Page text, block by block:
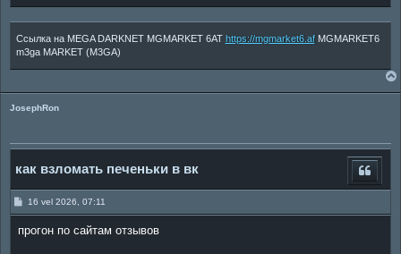
Ссылка на MEGA DARKNET MGMARKET 6AT https://mgmarket6.afMGMARKET6
m3ga MARKET (M3GA)
JosephRon
как взломать печеньки в вк
P
o
t
16 vel 2026, 07:11
прогон по сайтам отзывов